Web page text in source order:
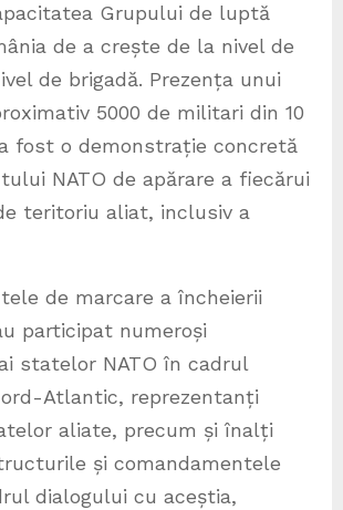
Grupului de luptă
de a crește de la nivel de
de brigadă. Prezența unui
5000 de militari din 10
fost o demonstrație concretă
NATO de apărare a fiecărui
teritoriu aliat, inclusiv a
de marcare a încheierii
participat numeroși
statelor NATO în cadrul
Atlantic, reprezentanți
aliate, precum și înalți
și comandamentele
dialogului cu aceștia,